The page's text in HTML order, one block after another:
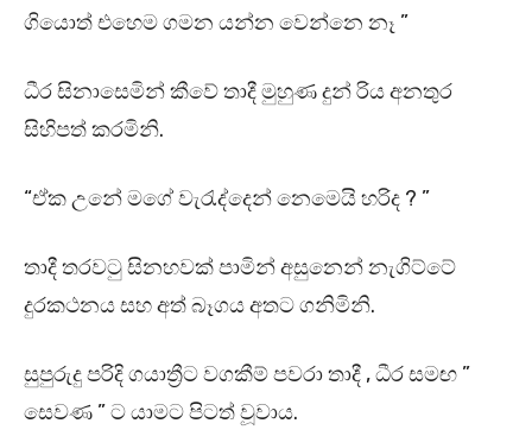
ගියොත් එහෙම ගමන යන්න වෙන්නෙ නෑ ”
ධීර සිනාසෙමින් කීවේ තාදී මුහුණ දුන් රිය අනතුර
සිහිපත් කරමිනි.
“ඒක උනේ මගේ වැරැද්දෙන් නෙමෙයි හරිද ? ”
තාදී තරවටු සිනහවක් පාමින් අසුනෙන් නැගිට්ටේ
දුරකථනය සහ අත් බෑගය අතට ගනිමිනි.
සුපුරුදු පරිදි ගයාත්‍රීට වගකීම් පවරා තාදී , ධීර සමඟ ”
සෙවණ ” ට යාමට පිටත් වූවාය.